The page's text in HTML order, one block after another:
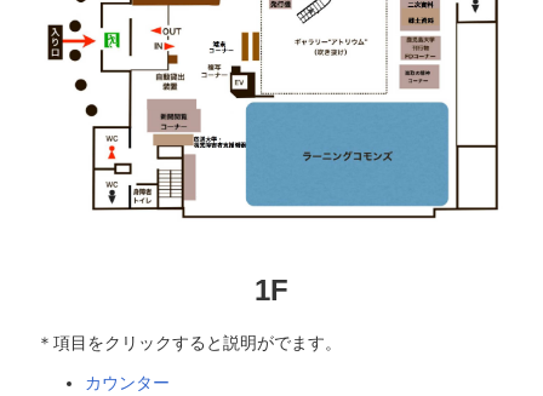
1F
＊項目をクリックすると説明がでます。
カウンター